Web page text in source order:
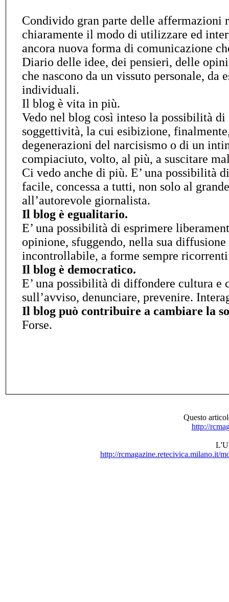
Condivido gran parte delle affermazioni
chiaramente il modo di utilizzare ed
ancora nuova forma di comunicazione
Diario delle idee, dei pensieri, delle
che nascono da un vissuto personale, da
individuali.
Il blog è vita in più.
Vedo nel blog così inteso la possibilità
soggettività, la cui esibizione,
degenerazioni del narcisismo o di un
compiaciuto, volto, al più, a suscitare
Ci vedo anche di più. E’ una possibilità
facile, concessa a tutti, non solo al
all’autorevole giornalista.
Il blog è egualitario.
E’ una possibilità di esprimere
opinione, sfuggendo, nella sua
incontrollabile, a forme sempre
Il blog è democratico.
E’ una possibilità di diffondere cultura e
sull’avviso, denunciare, prevenire.
Il blog può contribuire a cambiare la
Forse.
Questo
http://
http://rcmagazine.retecivica.milano.it/